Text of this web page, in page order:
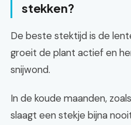
stekken?
De beste stektijd is de
groeit de plant actief en
snijwond.
In de koude maanden,
slaagt een stekje bijna